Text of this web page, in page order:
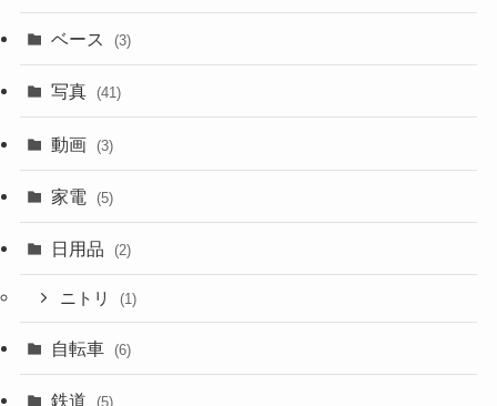
ベース (3)
写真 (41)
動画 (3)
家電 (5)
日用品 (2)
ニトリ (1)
自転車 (6)
鉄道 (5)